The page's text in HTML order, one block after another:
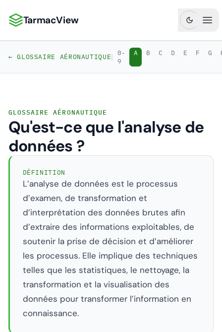
TarmacView : Analyses aéronautiques de précision
TarmacView
← GLOSSAIRE AÉRONAUTIQUE| 0-
9
A B C D E F G
GLOSSAIRE AÉRONAUTIQUE
Qu'est-ce que l'analyse de
données ?
DÉFINITION
L’analyse de données est le processus
d’examen, de transformation et
d’interprétation des données brutes afin
d’extraire des informations exploitables, de
soutenir la prise de décision et d’améliorer
les processus. Elle implique des techniques
telles que les statistiques, le nettoyage, la
transformation et la visualisation des
données pour transformer l’information en
connaissance.